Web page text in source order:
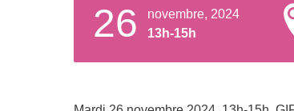
26
novembre, 2024
13h-15h